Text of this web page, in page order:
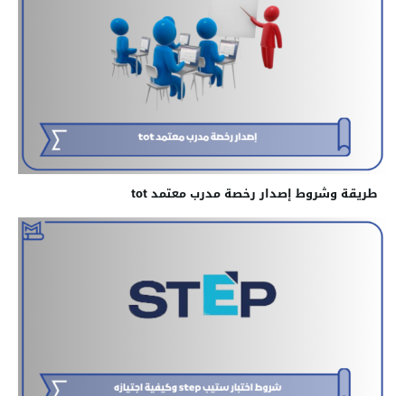
طريقة وشروط إصدار رخصة مدرب معتمد tot